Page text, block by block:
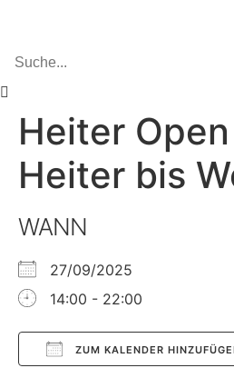
Heiter
Heiter bis
WANN
27/09/2025
14:00 - 22:00
ZUM KALENDER